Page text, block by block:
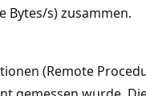
Bytes/s) zusammen.
(Remote